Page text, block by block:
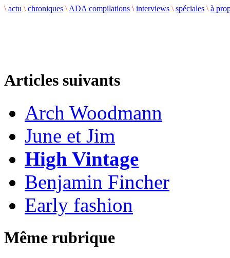
\ actu \ chroniques \ ADA compilations \ interviews \ spéciales \ à
Articles suivants
Arch Woodmann
June et Jim
High Vintage
Benjamin Fincher
Early fashion
Même rubrique